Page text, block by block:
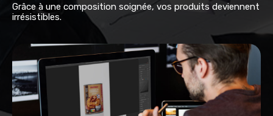
Grâce à une composition soignée, vos produits deviennent
irrésistibles.